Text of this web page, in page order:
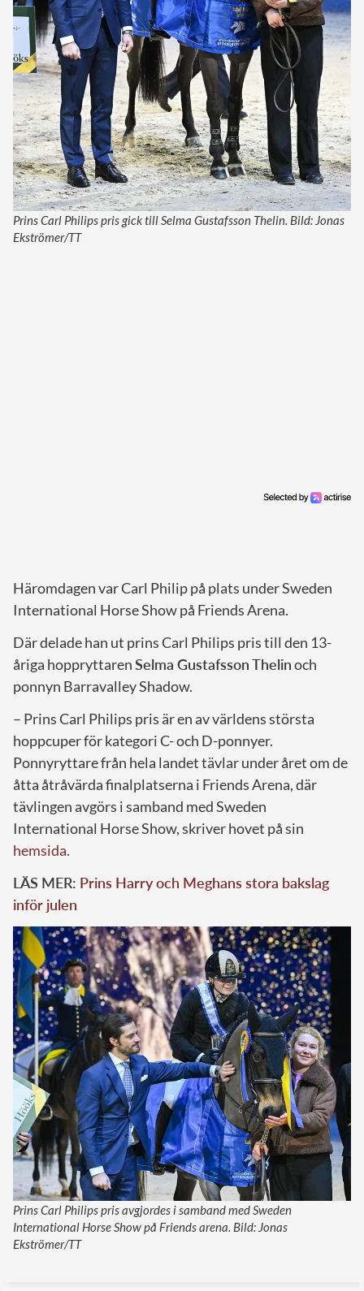
Prins Carl Philips pris gick till Selma Gustafsson Thelin. Bild: Jonas
Ekströmer/TT
Häromdagen var Carl Philip på plats under Sweden
International Horse Show på Friends Arena.
Där delade han ut prins Carl Philips pris till den 13-
åriga hoppryttarenSelma Gustafsson Thelinoch
ponnyn Barravalley Shadow.
– Prins Carl Philips pris är en av världens största
hoppcuper för kategori C- och D-ponnyer.
Ponnyryttare från hela landet tävlar under året om de
åtta åtråvärda finalplatserna i Friends Arena, där
tävlingen avgörs i samband med Sweden
International Horse Show, skriver hovet på sin
hemsida.
LÄS MER: Prins Harry och Meghans stora bakslag
inför julen
Prins Carl Philips pris avgjordes i samband med Sweden
International Horse Show på Friends arena. Bild: Jonas
Ekströmer/TT